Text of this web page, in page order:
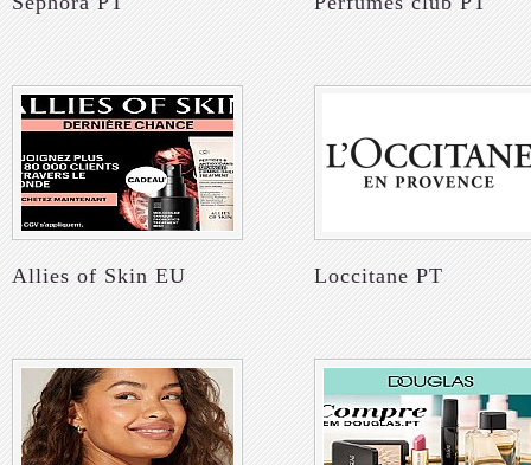
Allies of Skin EU Loccitane PT